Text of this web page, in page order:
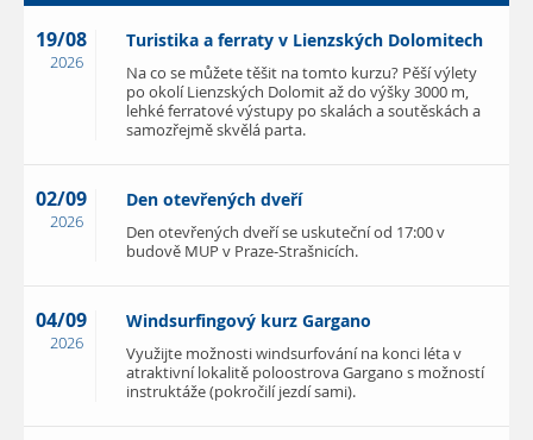
19/08
2026
Turistika a ferraty v Lienzských Dolomitech
Na co se můžete těšit na tomto kurzu? Pěší výlety
po okolí Lienzských Dolomit až do výšky 3000 m,
lehké ferratové výstupy po skalách a soutěskách a
samozřejmě skvělá parta.
02/09
2026
Den otevřených dveří
Den otevřených dveří se uskuteční od 17:00 v
budově MUP v Praze-Strašnicích.
04/09
2026
Windsurfingový kurz Gargano
Využijte možnosti windsurfování na konci léta v
atraktivní lokalitě poloostrova Gargano s možností
instruktáže (pokročilí jezdí sami).